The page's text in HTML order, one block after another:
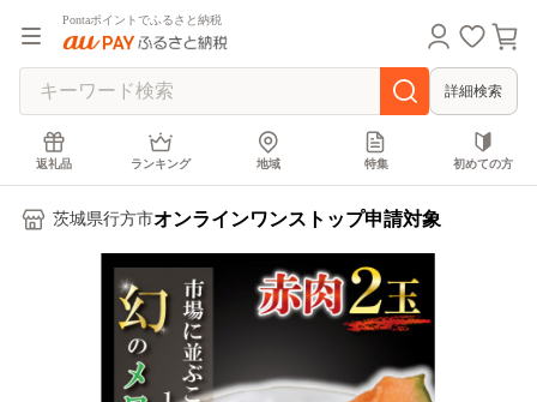
Pontaポイントでふるさと納税
詳細検索
返礼品 ランキング 地域 特集 初めての方
茨城県行方市オンラインワンストップ申請対象